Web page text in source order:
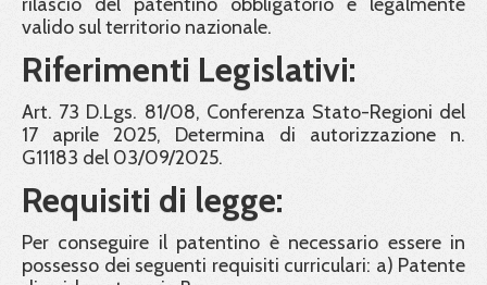
valido sul territorio nazionale.
Riferimenti Legislativi:
Art. 73 D.Lgs. 81/08, Conferenza Stato-Regioni del
17 aprile 2025, Determina di autorizzazione n.
G11183 del 03/09/2025.
Requisiti di legge:
Per conseguire il patentino è necessario essere in
possesso dei seguenti requisiti curriculari: a) Patente